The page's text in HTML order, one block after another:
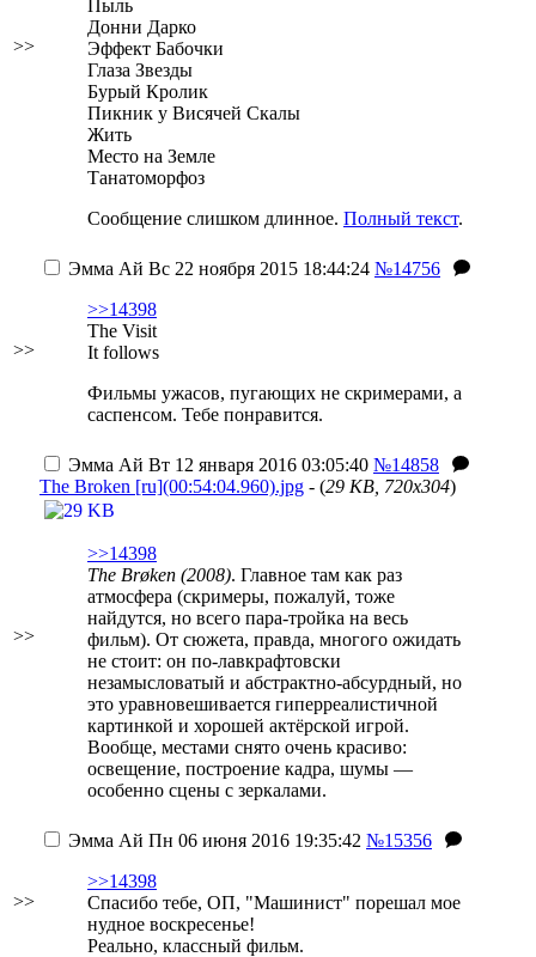
>>
Пыль
Донни Дарко
Эффект Бабочки
Глаза Звезды
Бурый Кролик
Пикник у Висячей Скалы
Жить
Место на Земле
Танатоморфоз
Сообщение слишком длинное. Полный текст.
>>
Эмма Ай Вс 22 ноября 2015 18:44:24 №14756
>>14398
The Visit
It follows
Фильмы ужасов, пугающих не скримерами, а
саспенсом. Тебе понравится.
>>
Эмма Ай Вт 12 января 2016 03:05:40 №14858
The Broken [ru](00:54:04.960).jpg - (29 KB, 720x304)
>>14398
The Brøken (2008). Главное там как раз
атмосфера (скримеры, пожалуй, тоже
найдутся, но всего пара-тройка на весь
фильм). От сюжета, правда, многого ожидать
не стоит: он по-лавкрафтовски
незамысловатый и абстрактно-абсурдный, но
это уравновешивается гиперреалистичной
картинкой и хорошей актёрской игрой.
Вообще, местами снято очень красиво:
освещение, построение кадра, шумы —
особенно сцены с зеркалами.
>>
Эмма Ай Пн 06 июня 2016 19:35:42 №15356
>>14398
Спасибо тебе, ОП, "Машинист" порешал мое
нудное воскресенье!
Реально, классный фильм.